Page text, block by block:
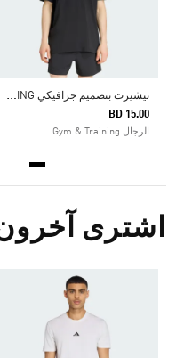
ت
يشيرت بتصميم جرافيكي CLIMACOOL CATEGORY TRAINING
BD 15.00
الرجال Gym & Training
اشترى